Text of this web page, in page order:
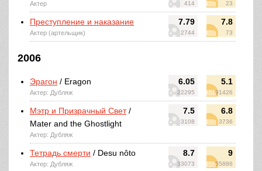
414 23
Актер
7.79
2744
7.8
73
Преступление и наказание
Актер (артельщик)
2006
6.05
22295
5.1
91426
Эрагон / Eragon
Актер: Дубляж
7.5
3108
6.8
3736
Мэтр и Призрачный Свет/
Mater and the Ghostlight
Актер: Дубляж
8.7
33073
9
55886
Тетрадь смерти / Desu nôto
Актер: Дубляж